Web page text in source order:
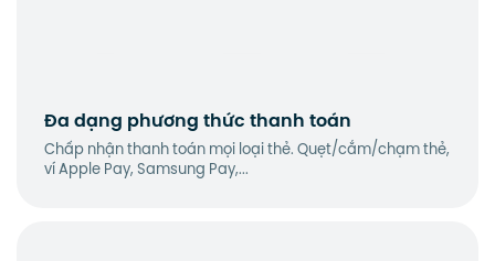
Đa dạng phương thức thanh toán
Chấp nhận thanh toán mọi loại thẻ. Quẹt/cắm/chạm thẻ,
ví Apple Pay, Samsung Pay,...